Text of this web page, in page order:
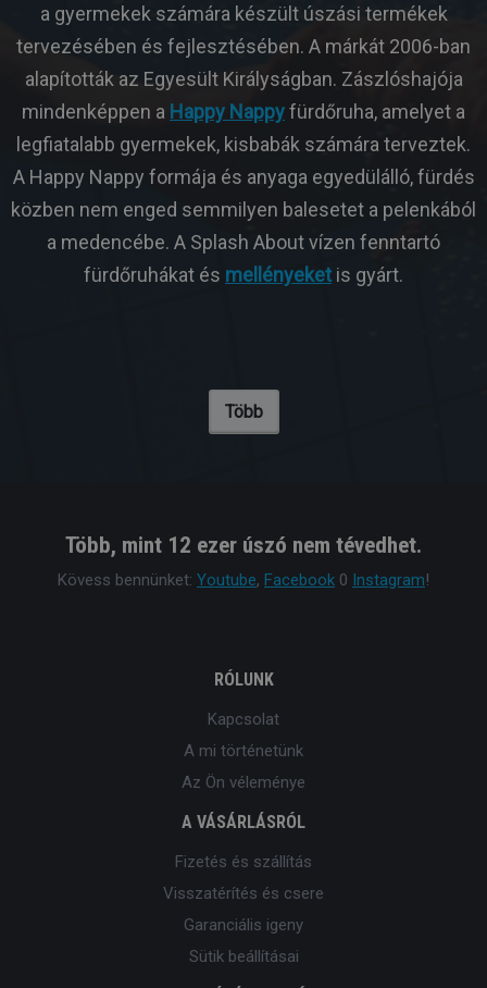
a gyermekek számára készült úszási termékek
tervezésében és fejlesztésében. A márkát 2006-ban
alapították az Egyesült Királyságban. Zászlóshajója
mindenképpen a Happy Nappyfürdőruha, amelyet a
legfiatalabb gyermekek, kisbabák számára terveztek.
A Happy Nappy formája és anyaga egyedülálló, fürdés
közben nem enged semmilyen balesetet a pelenkából
a medencébe. A Splash About vízen fenntartó
fürdőruhákat és mellényeket is gyárt.
Több
Több, mint 12 ezer úszó nem tévedhet.
Kövess bennünket: Youtube, Facebook 0 Instagram!
RÓLUNK
Kapcsolat
A mi történetünk
Az Ön véleménye
A VÁSÁRLÁSRÓL
Fizetés és szállítás
Visszatérítés és csere
Garanciális igeny
Sütik beállításai